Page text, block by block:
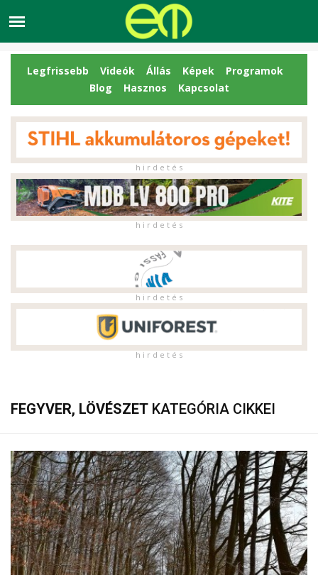
Legfrissebb Videók Állás Képek
Programok
Blog
Hasznos Kapcsolat
h i r d e t é s
h i r d e t é s
h i r d e t é s
h i r d e t é s
FEGYVER, LÖVÉSZET KATEGÓRIA CIKKEI